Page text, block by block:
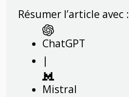
Résumer l’article avec :
ChatGPT
|
Mistral